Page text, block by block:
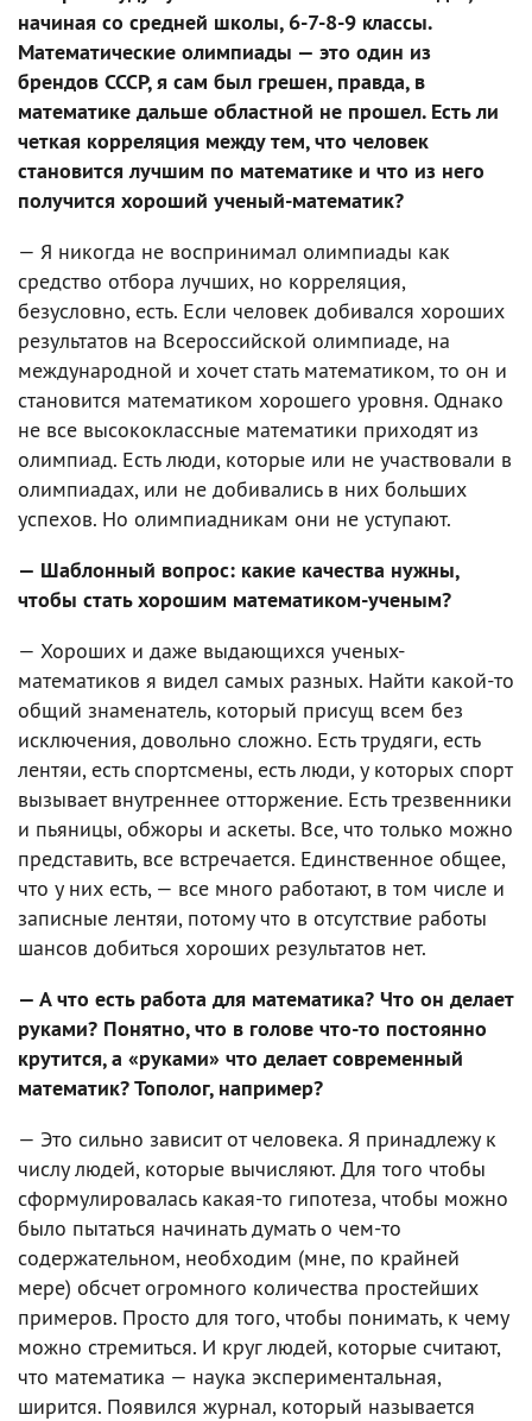
начиная со средней школы, 6-7-8-9 классы.
Математические олимпиады — это один из
брендов СССР, я сам был грешен, правда, в
математике дальше областной не прошел. Есть ли
четкая корреляция между тем, что человек
становится лучшим по математике и что из него
получится хороший ученый-математик?
— Я никогда не воспринимал олимпиады как
средство отбора лучших, но корреляция,
безусловно, есть. Если человек добивался хороших
результатов на Всероссийской олимпиаде, на
международной и хочет стать математиком, то он и
становится математиком хорошего уровня. Однако
не все высококлассные математики приходят из
олимпиад. Есть люди, которые или не участвовали в
олимпиадах, или не добивались в них больших
успехов. Но олимпиадникам они не уступают.
— Шаблонный вопрос: какие качества нужны,
чтобы стать хорошим математиком-ученым?
— Хороших и даже выдающихся ученых-
математиков я видел самых разных. Найти какой-то
общий знаменатель, который присущ всем без
исключения, довольно сложно. Есть трудяги, есть
лентяи, есть спортсмены, есть люди, у которых спорт
вызывает внутреннее отторжение. Есть трезвенники
и пьяницы, обжоры и аскеты. Все, что только можно
представить, все встречается. Единственное общее,
что у них есть, — все много работают, в том числе и
записные лентяи, потому что в отсутствие работы
шансов добиться хороших результатов нет.
— А что есть работа для математика? Что он делает
руками? Понятно, что в голове что-то постоянно
крутится, а «руками» что делает современный
математик? Тополог, например?
— Это сильно зависит от человека. Я принадлежу к
числу людей, которые вычисляют. Для того чтобы
сформулировалась какая-то гипотеза, чтобы можно
было пытаться начинать думать о чем-то
содержательном, необходим (мне, по крайней
мере) обсчет огромного количества простейших
примеров. Просто для того, чтобы понимать, к чему
можно стремиться. И круг людей, которые считают,
что математика — наука экспериментальная,
ширится. Появился журнал, который называется